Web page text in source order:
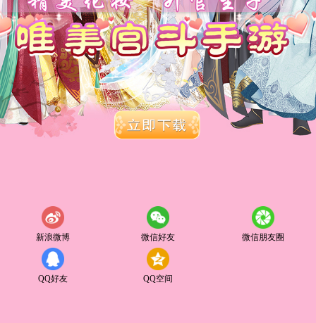
新浪微博 微信好友 微信朋友圈
QQ好友 QQ空间